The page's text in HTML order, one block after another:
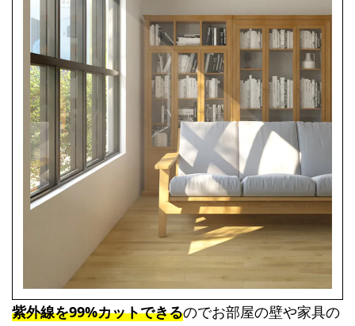
紫外線を99%カットできるのでお部屋の壁や家具の